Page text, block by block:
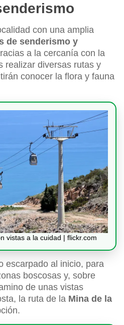
con una amplia
de senderismo y
a la cercanía con la
realizar diversas rutas y
conocer la flora y fauna
vistas a la cuidad | flickr.com
escarpado al inicio, para
boscosas y, sobre
de unas vistas
la ruta de la Mina de la